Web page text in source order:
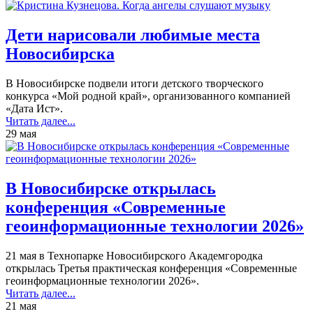
Дети нарисовали любимые места
Новосибирска
В Новосибирске подвели итоги детского творческого
конкурса «Мой родной край», организованного компанией
«Дата Ист».
Читать далее...
29 мая
В Новосибирске открылась
конференция «Современные
геоинформационные технологии 2026»
21 мая в Технопарке Новосибирского Академгородка
открылась Третья практическая конференция «Современные
геоинформационные технологии 2026».
Читать далее...
21 мая